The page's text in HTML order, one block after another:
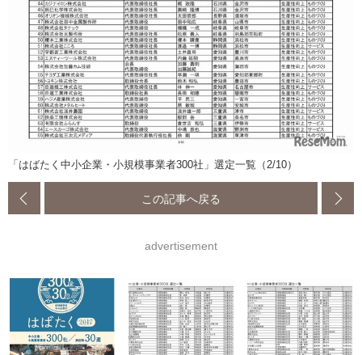
「はばたく中小企業・小規模事業者300社」選定一覧（2/10）
この記事へ戻る
advertisement